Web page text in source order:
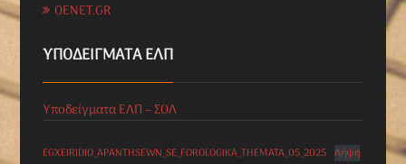
OENET.GR
ΥΠΟΔΕΊΓΜΑΤΑ ΕΛΠ
Υποδείγματα ΕΛΠ – ΣΟΛ
EGXEIRIDIO_APANTHSEWN_SE_FOROLOGIKA_THEMATA_05_2025 Λήψη